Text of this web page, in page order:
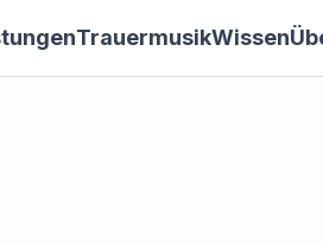
TrauermusikWissen